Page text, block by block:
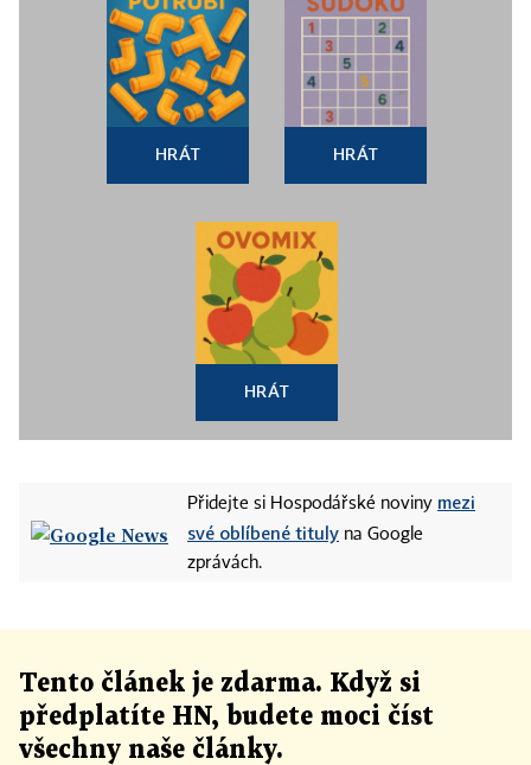
HRÁT HRÁT
HRÁT
Přidejte si Hospodářské noviny mezi
své oblíbené tituly na Google
zprávách.
Tento článek je zdarma. Když si
předplatíte HN, budete moci číst
všechny naše články.